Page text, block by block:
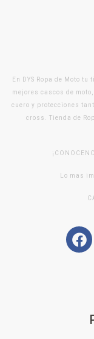
En DYS Ropa de Moto
mejores cascos de
cuero y protecciones
cross. Tienda de
Lo mas